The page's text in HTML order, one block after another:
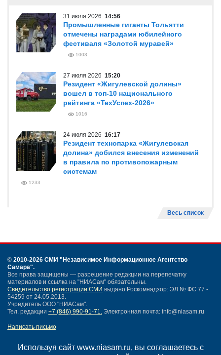
Используя сайт www.niasam.ru, вы соглашаетесь с
31 июля 2026 14:56
Промышленные гиганты Тольятти
отмечены наградами юбилейного
фестиваля «Золотой муравей»
1003
27 июля 2026 15:20
Резидент «Жигулевской долины»
вошел в топ-10 национального
рейтинга «ТехУспех-2026»
1016
24 июля 2026 16:17
Резидент технопарка «Жигулевская
долина» добился внесения изменений
в правила по противопожарным
системам
1233
Весь список
© 2010-2026 СМИ "Независимое Информационное Агентство
Самара".
Все права защищены — разрешение редакции на перепечатку
материалов и ссылка на "НИАСам" обязательны.
Свидетельство регистрации СМИ выдано Роскомнадзор: ЭЛ № ФС 77 -
54259 от 24.05.2013.
Учредитель ООО "НИАСам".
Тел. редакции +7 (846) 990-91-71. Электронная почта: info@niasam.ru
Написать письмо
Нашли ошибку?